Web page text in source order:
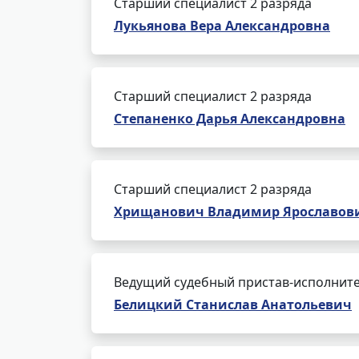
Лукьянова Вера Александровна
Старший специалист 2 разряда
Степаненко Дарья Александровна
Старший специалист 2 разряда
Хрищанович Владимир
Ведущий судебный пристав-
Белицкий Станислав Анатольевич